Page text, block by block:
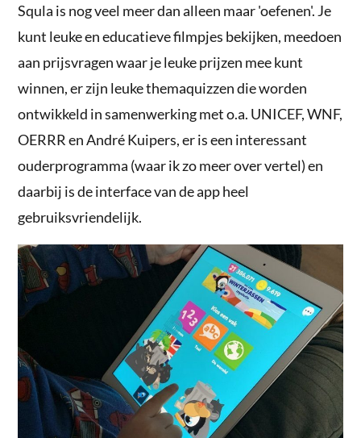
Squla is nog veel meer dan alleen maar 'oefenen'. Je
kunt leuke en educatieve filmpjes bekijken, meedoen
aan prijsvragen waar je leuke prijzen mee kunt
winnen, er zijn leuke themaquizzen die worden
ontwikkeld in samenwerking met o.a. UNICEF, WNF,
OERRR en André Kuipers, er is een interessant
ouderprogramma (waar ik zo meer over vertel) en
daarbij is de interface van de app heel
gebruiksvriendelijk.